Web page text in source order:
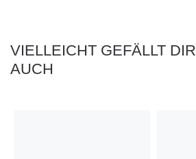
VIELLEICHT GEFÄLLT DIR
AUCH